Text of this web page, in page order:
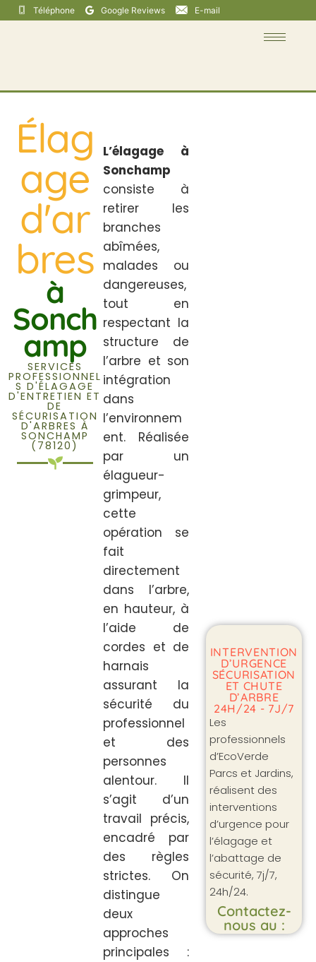
Téléphone Google Reviews E-mail
Élag
age
d'ar
bres
à
Sonch
amp
SERVICES
PROFESSIONNEL
S D'ÉLAGAGE
D'ENTRETIEN ET
DE
SÉCURISATION
D'ARBRES À
SONCHAMP
(78120)
L’élagage à
Sonchamp
consiste à
retirer les
branches
abîmées,
malades ou
dangereuses,
tout en
respectant la
structure de
l’arbre et son
intégration
dans
l’environnem
ent. Réalisée
par un
élagueur-
grimpeur,
cette
opération se
fait
directement
dans l’arbre,
en hauteur, à
l’aide de
cordes et de
harnais
assurant la
sécurité du
professionnel
et des
personnes
alentour. Il
s’agit d’un
travail précis,
encadré par
des règles
strictes. On
distingue
deux
approches
principales :
INTERVENTION
D’URGENCE
SÉCURISATION
ET CHUTE
D’ARBRE
24H/24 - 7J/7
Les
professionnels
d’EcoVerde
Parcs et Jardins,
réalisent des
interventions
d’urgence pour
l’élagage et
l’abattage de
sécurité, 7j/7,
24h/24.
Contactez-
nous au :